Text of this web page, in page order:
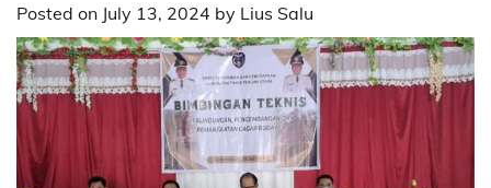
Posted on July 13, 2024 by Lius Salu